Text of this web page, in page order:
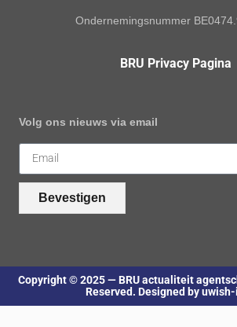
Ondernemingsnummer
BRU Privacy Pagina
Volg ons nieuws via email
Bevestigen
Copyright © 2025 — BRU actualiteit
Reserved. Designed by